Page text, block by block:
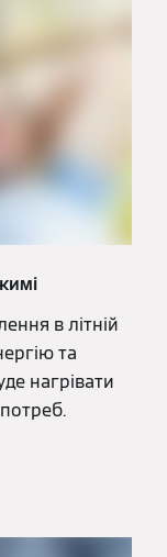
в літній
та
нагрівати